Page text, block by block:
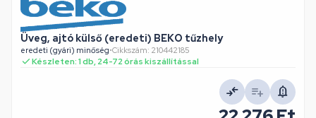
Üveg, ajtó külső (eredeti) BEKO tűzhely
eredeti (gyári) minőség•Cikkszám: 210442185
Készleten: 1 db, 24-72 órás kiszállítással